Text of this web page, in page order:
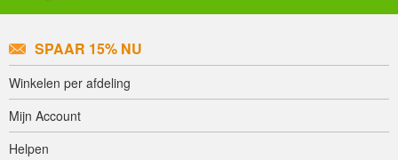
SPAAR 15% NU
Winkelen per afdeling
Mijn Account
Helpen